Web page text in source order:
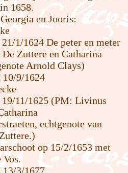
1658.
en Jooris:
21/1/1624 De peter en meter
Zuttere en Catharina
Arnold Clays)
10/9/1624
19/11/1625 (PM: Livinus
echtgenote van
op 15/2/1653 met
13/3/1677